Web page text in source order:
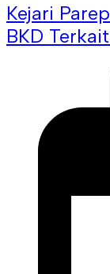
Kejari
BKD